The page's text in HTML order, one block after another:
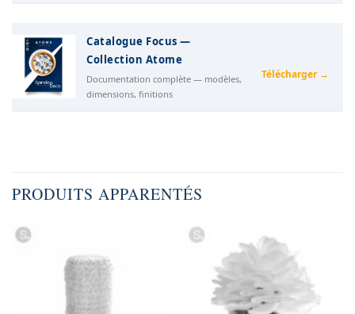
Catalogue Focus —
Collection Atome
Documentation complète — modèles,
dimensions, finitions
Télécharger →
PRODUITS APPARENTÉS